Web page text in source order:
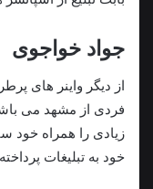
جواد خواجوی
از دیگر واینر های
فردی از مشهد می
زیادی را همراه
خود به تبلیغات